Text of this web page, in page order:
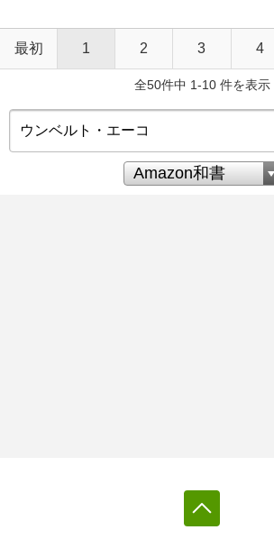
最初 1 2 3 4
全50件中 1-10 件を表示